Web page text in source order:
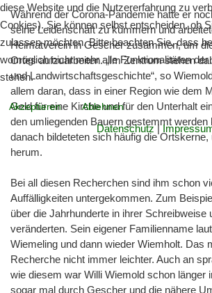
Während der Corona-Pandemie hatte er
seine Leidenschaft zu kümmern und
Heimatverein in Gescher zusammen, um
Ortes aufzuarbeiten. „Im Zentrum stehen
und Landwirtschaftsgeschichte“, so
allem daran, dass in einer Region wie dem
Geld für eine Kirche und für den Unterhalt
den umliegenden Bauern gestemmt werden
danach bildeteten sich häufig die
herum.
Bei all diesen Recherchen sind ihm schon
Auffälligkeiten untergekommen. Zum
über die Jahrhunderte in ihrer Schreibweise
veränderten. Sein eigener Familienname
Wiemeling und dann wieder Wiemholt. Das
Recherche nicht immer leichter. Auch an
wie diesem war Willi Wiemold schon länger
sogar mal durch Gescher und die nähere
diese Website und die Nutzererfahrung zu
Cookies). Sie können selbst entscheiden, ob
zulassen möchten. Bitte beachten Sie, dass
womöglich nicht mehr alle Funktionalitäten
stehen.
Akzeptieren Ablehnen
Datenschutz|